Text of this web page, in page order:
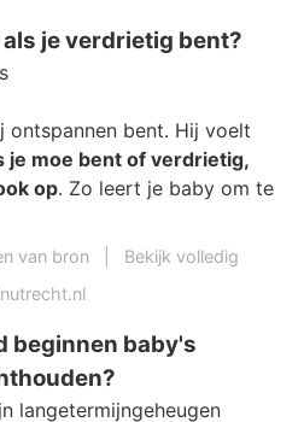
je verdrietig bent?
bent. Hij voelt
je moe bent of verdrietig,
op. Zo leert je baby om te
van bron
Bekijk volledig
beginnen baby's
langetermijngeheugen